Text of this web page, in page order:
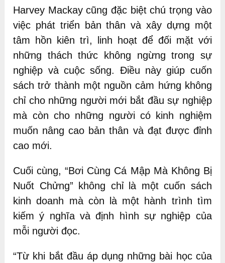
Harvey Mackay cũng đặc biệt chú trọng vào
việc phát triển bản thân và xây dựng một
tâm hồn kiên trì, linh hoạt để đối mặt với
những thách thức không ngừng trong sự
nghiệp và cuộc sống. Điều này giúp cuốn
sách trở thành một nguồn cảm hứng không
chỉ cho những người mới bắt đầu sự nghiệp
mà còn cho những người có kinh nghiệm
muốn nâng cao bản thân và đạt được đỉnh
cao mới.
Cuối cùng, “Bơi Cùng Cá Mập Mà Không Bị
Nuốt Chửng” không chỉ là một cuốn sách
kinh doanh mà còn là một hành trình tìm
kiếm ý nghĩa và định hình sự nghiệp của
mỗi người đọc.
“Từ khi bắt đầu áp dụng những bài học của